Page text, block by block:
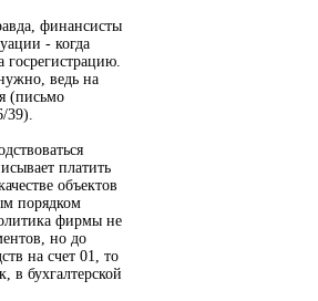
финансисты
- когда
ведь на
(письмо
платить
объектов
порядком
фирмы не
но до
на счет 01, то
в бухгалтерской